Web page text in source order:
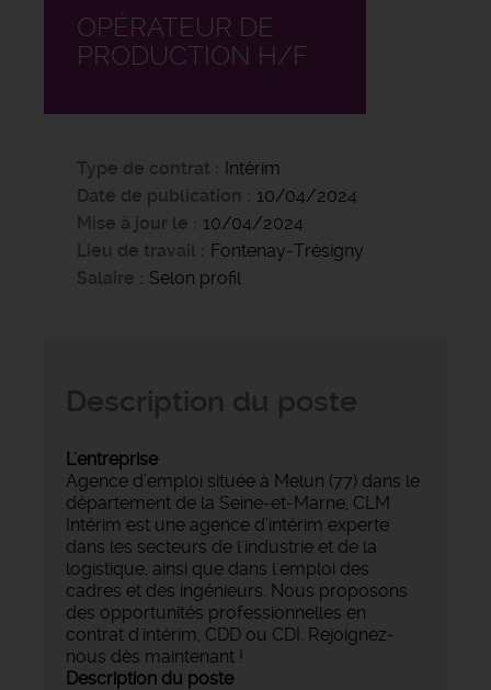
OPÉRATEUR DE
PRODUCTION H/F
Type de contrat
Intérim
Date de publication
10/04/2024
Mise à jour le
10/04/2024
Lieu de travail
Fontenay-Trésigny
Salaire
Selon profil
L'entreprise
Agence d’emploi située à Melun (77) dans le
département de la Seine-et-Marne, CLM
Intérim est une agence d’intérim experte
dans les secteurs de l'industrie et de la
logistique, ainsi que dans l'emploi des
cadres et des ingénieurs. Nous proposons
des opportunités professionnelles en
contrat d'intérim, CDD ou CDI. Rejoignez-
nous dès maintenant !
Description du poste